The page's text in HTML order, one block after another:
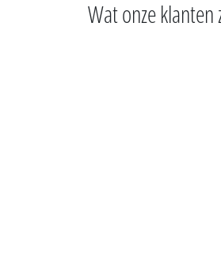
Wat onze klanten